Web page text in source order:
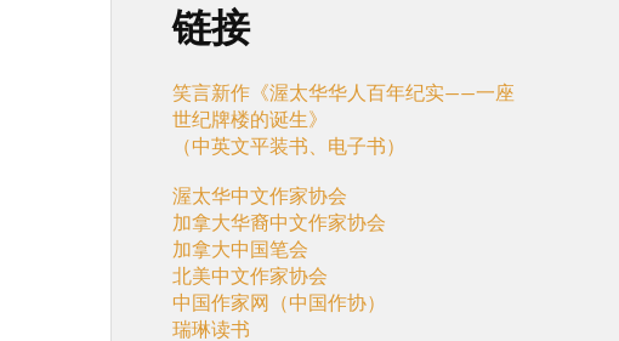
链接
笑言新作《渥太华华人百年纪实——一座
世纪牌楼的诞生》
（中英文平装书、电子书）
渥太华中文作家协会
加拿大华裔中文作家协会
加拿大中国笔会
北美中文作家协会
中国作家网（中国作协）
瑞琳读书